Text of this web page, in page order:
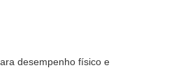
desempenho físico e